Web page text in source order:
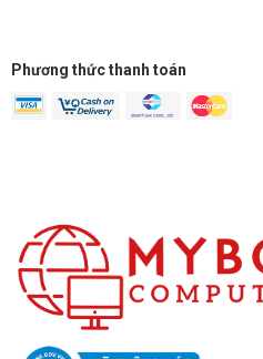
Phương thức thanh toán